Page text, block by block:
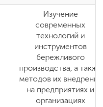
Изучение
современных
технологий и
инструментов
бережливого
производства, а также
методов их внедрения
на предприятиях и
организациях